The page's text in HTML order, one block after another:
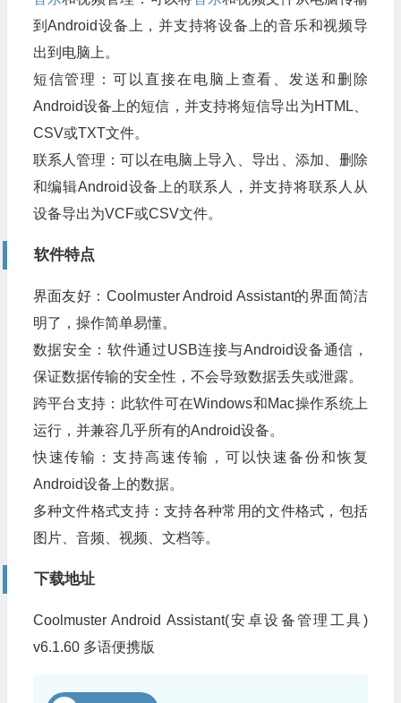
到Android设备上，并支持将设备上的音乐和视频导
出到电脑上。
短信管理：可以直接在电脑上查看、发送和删除
Android设备上的短信，并支持将短信导出为HTML、
CSV或TXT文件。
联系人管理：可以在电脑上导入、导出、添加、删除
和编辑Android设备上的联系人，并支持将联系人从
设备导出为VCF或CSV文件。
软件特点
界面友好：Coolmuster Android Assistant的界面简洁
明了，操作简单易懂。
数据安全：软件通过USB连接与Android设备通信，
保证数据传输的安全性，不会导致数据丢失或泄露。
跨平台支持：此软件可在Windows和Mac操作系统上
运行，并兼容几乎所有的Android设备。
快速传输：支持高速传输，可以快速备份和恢复
Android设备上的数据。
多种文件格式支持：支持各种常用的文件格式，包括
图片、音频、视频、文档等。
下载地址
Coolmuster Android Assistant(安卓设备管理工具)
v6.1.60 多语便携版